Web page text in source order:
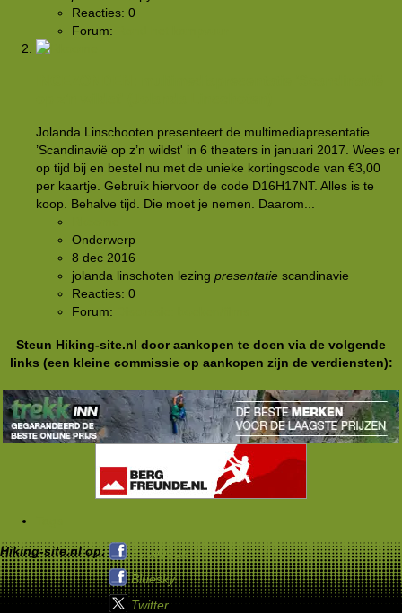
Reacties: 0
Forum:
Jolanda Linschooten presenteert de multimediapresentatie
’Scandinavië op z’n wildst' in 6 theaters in januari 2017. Wees er
op tijd bij en bestel nu met de unieke kortingscode van €3,00
per kaartje. Gebruik hiervoor de code D16H17NT. Alles is te
koop. Behalve tijd. Die moet je nemen. Daarom...
Onderwerp
8 dec 2016
jolanda linschoten lezing presentatie scandinavie
Reacties: 0
Forum:
Steun Hiking-site.nl door aankopen te doen via de volgende
links (een kleine commissie op aankopen zijn de verdiensten):
Hiking-site.nl op:
Facebook
Bluesky
Twitter